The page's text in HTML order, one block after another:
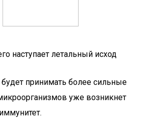
наступает летальный исход
принимать более сильные
уже возникнет